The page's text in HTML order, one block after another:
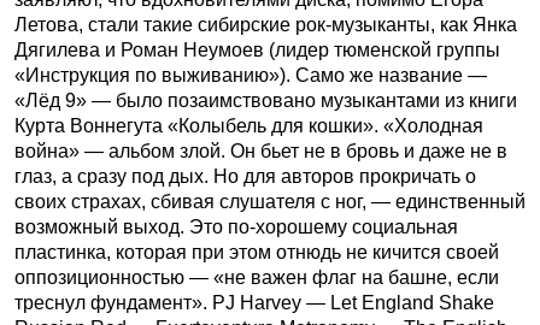
Летова, стали такие сибирские рок-музыканты, как Янка
Дягилева и Роман Неумоев (лидер тюменской группы
«Инструкция по выживанию»). Само же название —
«Лёд 9» — было позаимствовано музыкантами из книги
Курта Воннегута «Колыбель для кошки». «Холодная
война» — альбом злой. Он бьет не в бровь и даже не в
глаз, а сразу под дых. Но для авторов прокричать о
своих страхах, сбивая слушателя с ног, — единственный
возможный выход. Это по-хорошему социальная
пластинка, которая при этом отнюдь не кичится своей
оппозиционностью — «не важен флаг на башне, если
треснул фундамент». PJ Harvey — Let England Shake